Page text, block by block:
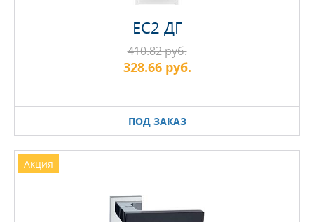
EC2 ДГ
ПОД ЗАКАЗ
410.82 руб.
328.66 руб.
Акция